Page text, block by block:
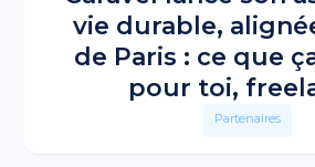
vie durable,
de Paris : ce que
pour toi,
Partenaires